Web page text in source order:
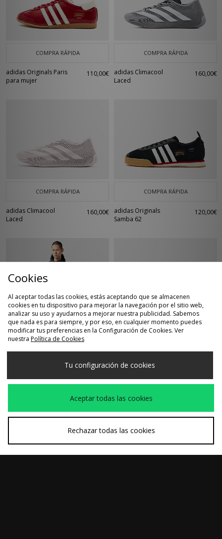
COMPRA RÁPIDA
adidas Originals Paris
para mujer
110,00€
COMPRA RÁPIDA
adidas Climacool
Laced
160,00€
COMPRA RÁPIDA
adidas Climacool
Laced
160,00€
COMPRA RÁPIDA
adidas Originals
Samba 62
120,00€
COMPRA RÁPIDA
200,00€
COMPRA RÁPIDA
120,00€
Cookies
Al aceptar todas las cookies, estás aceptando que se almacenen
cookies en tu dispositivo para mejorar la navegación por el sitio web,
analizar su uso y ayudarnos a mejorar nuestra publicidad. Sabemos
que nada es para siempre, y por eso, en cualquier momento puedes
modificar tus preferencias en la Configuración de Cookies. Ver
nuestra Política de Cookies
Tu configuración de cookies
Aceptar todas las cookies
Rechazar todas las cookies